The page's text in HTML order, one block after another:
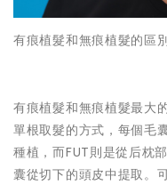
有痕植髮和無痕植髮的區
有痕植髮和無痕植髮最大
單根取髮的方式，每個毛
種植，而FUT則是從后枕
囊從切下的頭皮中提取。